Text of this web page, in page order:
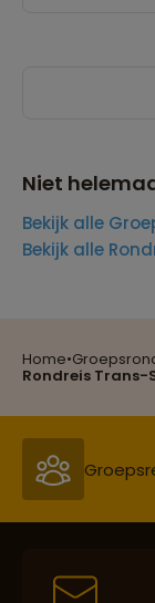
Home•
Rondreis Trans-
Niet
Bekijk alle
Bekijk alleReizen
Best